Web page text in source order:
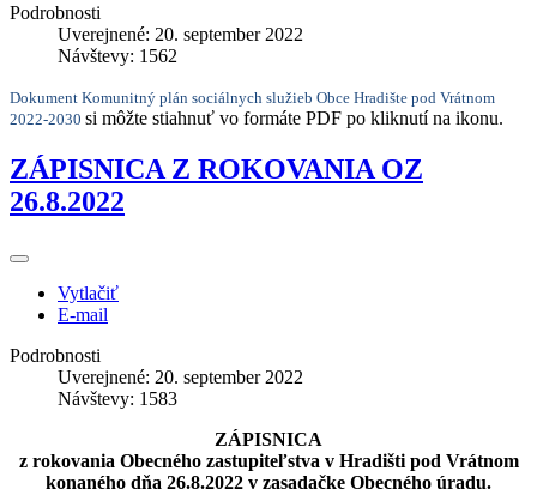
Podrobnosti
Uverejnené: 20. september 2022
Návštevy: 1562
Dokument Komunitný plán sociálnych služieb Obce Hradište pod Vrátnom
2022-2030 si môžte stiahnuť vo formáte PDF po kliknutí na ikonu.
ZÁPISNICA Z ROKOVANIA OZ
26.8.2022
Vytlačiť
E-mail
Podrobnosti
Uverejnené: 20. september 2022
Návštevy: 1583
ZÁPISNICA
z rokovania Obecného zastupiteľstva v Hradišti pod Vrátnom
konaného dňa 26.8.2022 v zasadačke Obecného úradu.